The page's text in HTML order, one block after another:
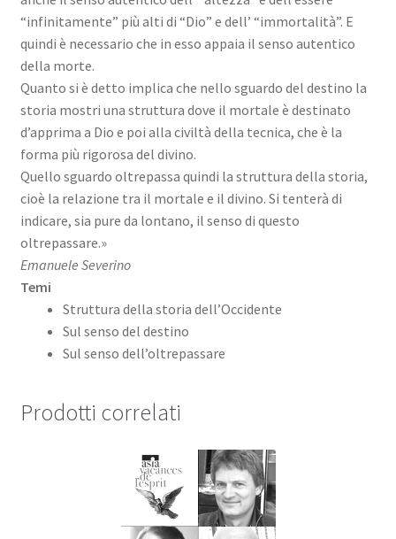
“infinitamente” più alti di “Dio” e dell’ “immortalità”. E
quindi è necessario che in esso appaia il senso autentico
della morte.
Quanto si è detto implica che nello sguardo del destino la
storia mostri una struttura dove il mortale è destinato
d’apprima a Dio e poi alla civiltà della tecnica, che è la
forma più rigorosa del divino.
Quello sguardo oltrepassa quindi la struttura della storia,
cioè la relazione tra il mortale e il divino. Si tenterà di
indicare, sia pure da lontano, il senso di questo
oltrepassare.»
Emanuele Severino
Temi
Struttura della storia dell’Occidente
Sul senso del destino
Sul senso dell’oltrepassare
Prodotti correlati